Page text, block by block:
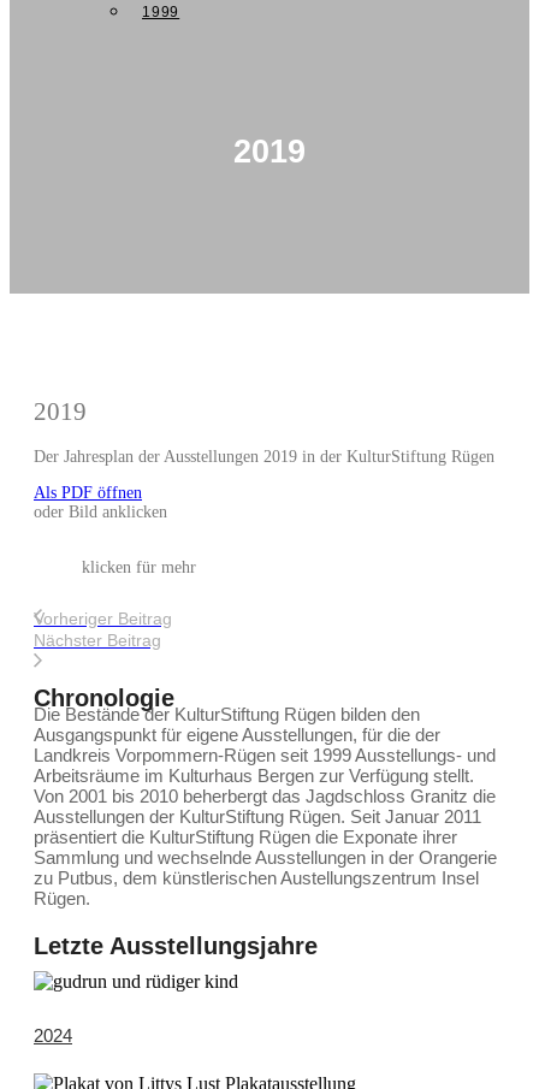
1999
2019
2019
Der Jahresplan der Ausstellungen 2019 in der KulturStiftung Rügen
Als PDF öffnen
oder Bild anklicken
klicken für mehr
Vorheriger Beitrag
Nächster Beitrag
Chronologie
Die Bestände der KulturStiftung Rügen bilden den
Ausgangspunkt für eigene Ausstellungen, für die der
Landkreis Vorpommern-Rügen seit 1999 Ausstellungs- und
Arbeitsräume im Kulturhaus Bergen zur Verfügung stellt.
Von 2001 bis 2010 beherbergt das Jagdschloss Granitz die
Ausstellungen der KulturStiftung Rügen. Seit Januar 2011
präsentiert die KulturStiftung Rügen die Exponate ihrer
Sammlung und wechselnde Ausstellungen in der Orangerie
zu Putbus, dem künstlerischen Austellungszentrum Insel
Rügen.
Letzte Ausstellungsjahre
2024